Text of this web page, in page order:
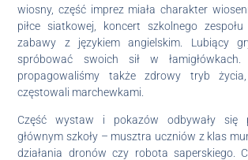
wiosny, część imprez miała charakter
piłce siatkowej, koncert szkolnego
zabawy z językiem angielskim. Lubiący
spróbować swoich sił w
propagowaliśmy także zdrowy tryb
częstowali marchewkami.
Część wystaw i pokazów odbywały się
głównym szkoły – musztra uczniów z klas
działania dronów czy robota saperskiego.